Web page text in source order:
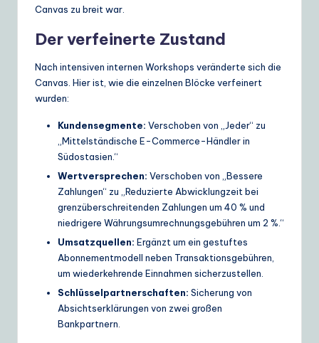
Canvas zu breit war.
Der verfeinerte Zustand
Nach intensiven internen Workshops veränderte sich die
Canvas. Hier ist, wie die einzelnen Blöcke verfeinert
wurden:
Kundensegmente: Verschoben von „Jeder“ zu
„Mittelständische E-Commerce-Händler in
Südostasien.“
Wertversprechen: Verschoben von „Bessere
Zahlungen“ zu „Reduzierte Abwicklungzeit bei
grenzüberschreitenden Zahlungen um 40 % und
niedrigere Währungsumrechnungsgebühren um 2 %.“
Umsatzquellen: Ergänzt um ein gestuftes
Abonnementmodell neben Transaktionsgebühren,
um wiederkehrende Einnahmen sicherzustellen.
Schlüsselpartnerschaften: Sicherung von
Absichtserklärungen von zwei großen
Bankpartnern.